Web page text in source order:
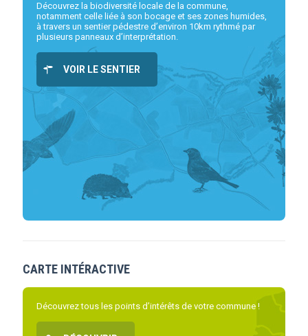
Découvrez la biodiversité locale de la commune,
notamment celle liée à son bocage et ses zones humides,
à travers un sentier pédestre d’environ 10km rythmé par
plusieurs panneaux d’interprétation.
VOIR LE SENTIER
CARTE INTÉRACTIVE
Découvrez tous les points d’intérêts de votre commune !